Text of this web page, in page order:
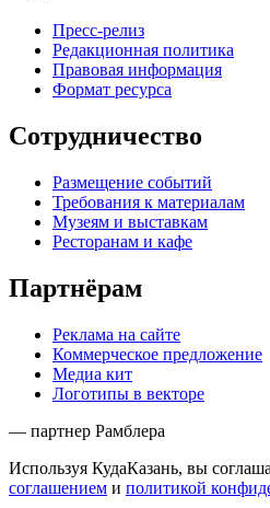
Пресс-релиз
Редакционная политика
Правовая информация
Формат ресурса
Сотрудничество
Размещение событий
Требования к материалам
Музеям и выставкам
Ресторанам и кафе
Партнёрам
Реклама на сайте
Коммерческое предложение
Медиа кит
Логотипы в векторе
— партнер Рамблера
Используя КудаКазань, вы
соглашением и политикой